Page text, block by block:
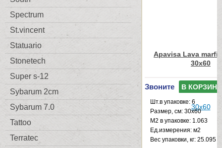
Spectrum
St.vincent
Statuario
Stonetech
Super s-12
Sybarum 2cm
Sybarum 7.0
Tattoo
Terratec
Apavisa Lava
30x60
Звоните В КОРЗИНУ
Шт.в упаковке: 6
Размер, см: 30x60
М2 в упаковке: 1.063
Ед.измерения: м2
Веc упаковки, кг: 25.095